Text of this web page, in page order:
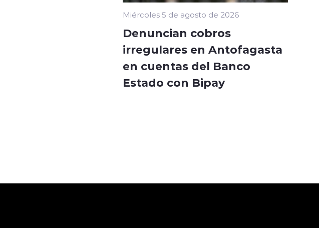
Miércoles 5 de agosto de 2026
Denuncian cobros
irregulares en Antofagasta
en cuentas del Banco
Estado con Bipay